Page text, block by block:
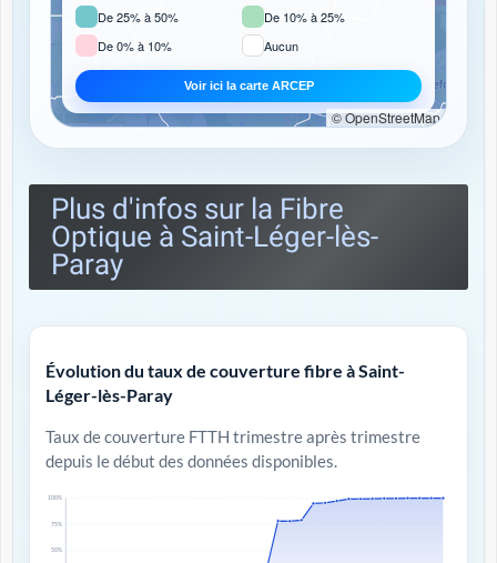
De 25% à 50%
De 10% à 25%
De 0% à 10%
Aucun
Voir ici la carte ARCEP
© OpenStreetMap
Plus d'infos sur la Fibre
Optique à Saint-Léger-lès-
Paray
Évolution du taux de couverture fibre à Saint-
Léger-lès-Paray
Taux de couverture FTTH trimestre après trimestre
depuis le début des données disponibles.
50%
75%
100%